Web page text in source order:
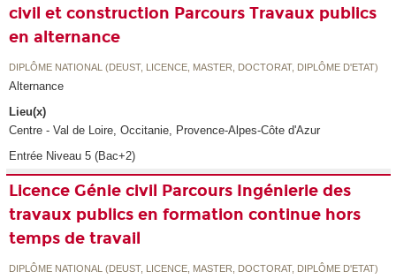
civil et construction Parcours Travaux publics
en alternance
DIPLÔME NATIONAL (DEUST, LICENCE, MASTER, DOCTORAT, DIPLÔME D'ETAT)
Alternance
Lieu(x)
Centre - Val de Loire, Occitanie, Provence-Alpes-Côte d'Azur
Entrée Niveau 5 (Bac+2)
Licence Génie civil Parcours Ingénierie des
travaux publics en formation continue hors
temps de travail
DIPLÔME NATIONAL (DEUST, LICENCE, MASTER, DOCTORAT, DIPLÔME D'ETAT)